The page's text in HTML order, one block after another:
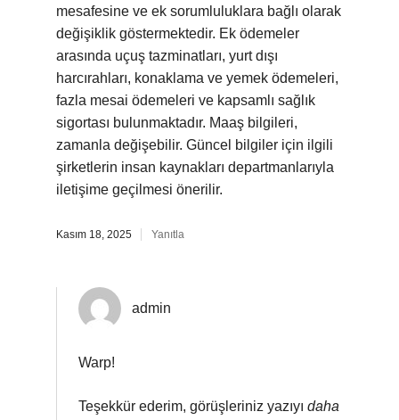
mesafesine ve ek sorumluluklara bağlı olarak
değişiklik göstermektedir. Ek ödemeler
arasında uçuş tazminatları, yurt dışı
harcırahları, konaklama ve yemek ödemeleri,
fazla mesai ödemeleri ve kapsamlı sağlık
sigortası bulunmaktadır. Maaş bilgileri,
zamanla değişebilir. Güncel bilgiler için ilgili
şirketlerin insan kaynakları departmanlarıyla
iletişime geçilmesi önerilir.
Kasım 18, 2025 Yanıtla
admin
Warp!
Teşekkür ederim, görüşleriniz yazıyı daha